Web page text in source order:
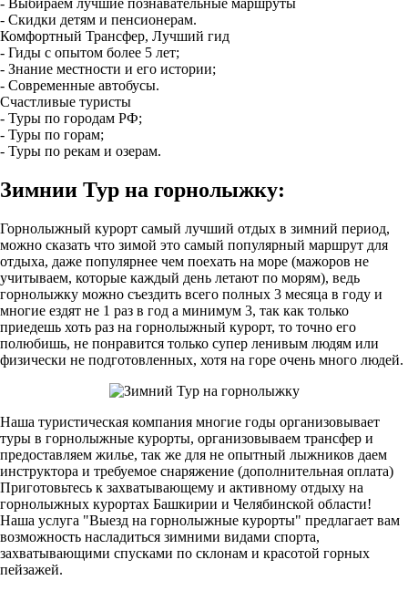
- Скидки детям и пенсионерам.
Комфортный Трансфер, Лучший гид
- Гиды с опытом более 5 лет;
- Знание местности и его истории;
- Современные автобусы.
Счастливые туристы
- Туры по городам РФ;
- Туры по горам;
- Туры по рекам и озерам.
Зимнии Тур на горнолыжку:
Горнолыжный курорт самый лучший отдых в зимний период,
можно сказать что зимой это самый популярный маршрут для
отдыха, даже популярнее чем поехать на море (мажоров не
учитываем, которые каждый день летают по морям), ведь
горнолыжку можно съездить всего полных 3 месяца в году и
многие ездят не 1 раз в год а минимум 3, так как только
приедешь хоть раз на горнолыжный курорт, то точно его
полюбишь, не понравится только супер ленивым людям или
физически не подготовленных, хотя на горе очень много людей.
Наша туристическая компания многие годы организовывает
туры в горнолыжные курорты, организовываем трансфер и
предоставляем жилье, так же для не опытный лыжников даем
инструктора и требуемое снаряжение (дополнительная оплата)
Приготовьтесь к захватывающему и активному отдыху на
горнолыжных курортах Башкирии и Челябинской области!
Наша услуга "Выезд на горнолыжные курорты" предлагает вам
возможность насладиться зимними видами спорта,
захватывающими спусками по склонам и красотой горных
пейзажей.